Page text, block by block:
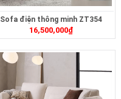
Sofa điện thông minh ZT354
16,500,000₫